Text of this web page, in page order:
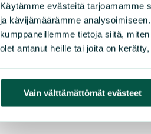
Käytämme evästeitä tarjoamamme
ja kävijämäärämme
kumppaneillemme tietoja siitä,
olet antanut heille tai joita on
Vain välttämättömät evästeet